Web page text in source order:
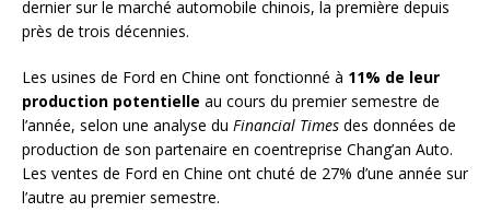
dernier sur le marché automobile chinois, la première depuis
près de trois décennies.
Les usines de Ford en Chine ont fonctionné à 11% de leur
production potentielle au cours du premier semestre de
l’année, selon une analyse du Financial Times des données de
production de son partenaire en coentreprise Chang’an Auto.
Les ventes de Ford en Chine ont chuté de 27% d’une année sur
l’autre au premier semestre.